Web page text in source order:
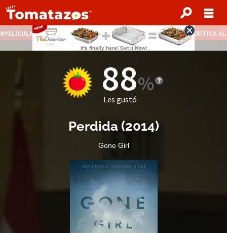
PELÍCULAS STREAMING GRATIS NOTICIAS DESTACADAS CRÍTICA
88
Les gustó
Perdida (2014)
Gone Girl